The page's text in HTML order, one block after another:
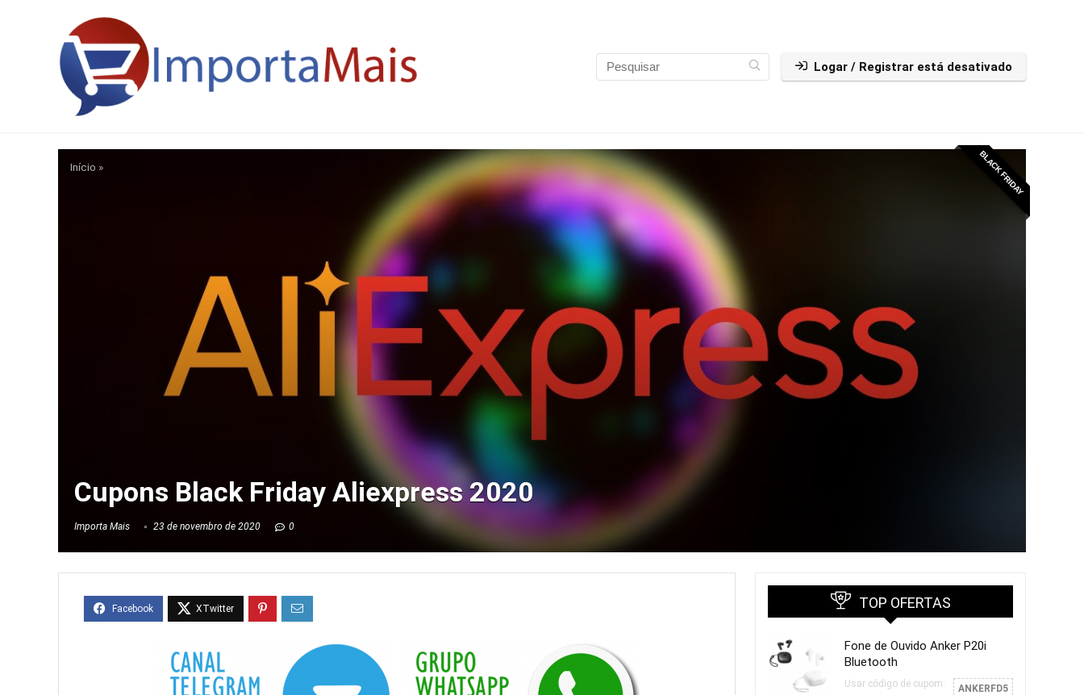
Logar / Registrar está desativado
BLACK FRIDAY
Início »
Cupons Black Friday Aliexpress 2020
Importa Mais 23 de novembro de 2020 0
TOP OFERTAS
Fone de Ouvido Anker P20i
Bluetooth
Usar código de cupom: ANKERFD5